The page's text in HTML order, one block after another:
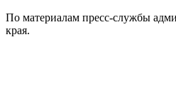
По материалам пресс-службы
края.